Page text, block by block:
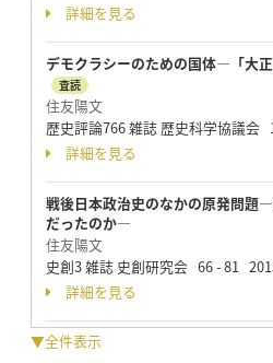
詳細を見る
デモクラシーのための国体―「大
査読
住友陽文
歴史評論766 雑誌 歴史科学協議会
詳細を見る
戦後日本政治史のなかの原発問題
だったのか―
住友陽文
史創3 雑誌 史創研究会 66 - 81
詳細を見る
▼全件表示